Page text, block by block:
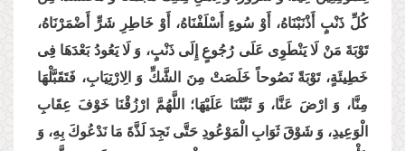
كُلِّ ذَنْبٍ أَذْنَبْنَاهُ، أَوْ سُوءٍ أَسْلَفْنَاهُ، أَوْ خَاطِرِ شَرٍّ أَضْمَرْنَاهُ،
تَوْبَةَ مَنْ‏ لَا یَنْطَوِی عَلَى رُجُوعٍ إِلَى ذَنْبٍ، وَ لَا یَعُودُ بَعْدَهَا فِی‏
خَطِیئَةٍ، تَوْبَةً نَصُوحاً خَلَصَتْ مِنَ الشَّكِّ وَ الِارْتِیَابِ، فَتَقَبَّلْهَا
مِنَّا، وَ ارْضَ عَنَّا، وَ ثَبِّتْنَا عَلَیْهَا؛ اللَّهُمَّ ارْزُقْنَا خَوْفَ عِقَابِ
الْوَعِیدِ، وَ شَوْقَ ثَوَابِ الْمَوْعُودِ حَتَّى نَجِدَ لَذَّةَ مَا نَدْعُوكَ بِهِ، وَ